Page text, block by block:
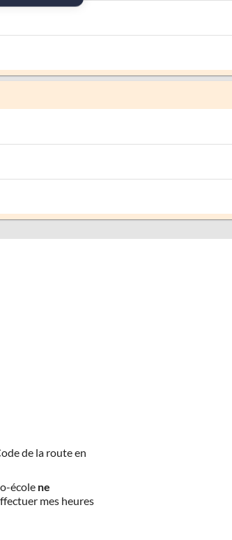
de la route en
école ne
mes heures